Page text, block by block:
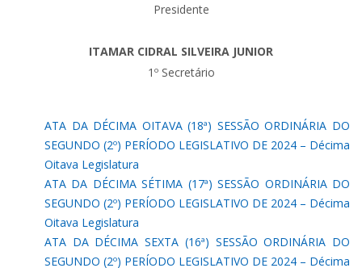
Presidente
ITAMAR CIDRAL SILVEIRA JUNIOR
1º Secretário
ATA DA DÉCIMA OITAVA (18ª) SESSÃO ORDINÁRIA DO
SEGUNDO (2º) PERÍODO LEGISLATIVO DE 2024 – Décima
Oitava Legislatura
ATA DA DÉCIMA SÉTIMA (17ª) SESSÃO ORDINÁRIA DO
SEGUNDO (2º) PERÍODO LEGISLATIVO DE 2024 – Décima
Oitava Legislatura
ATA DA DÉCIMA SEXTA (16ª) SESSÃO ORDINÁRIA DO
SEGUNDO (2º) PERÍODO LEGISLATIVO DE 2024 – Décima